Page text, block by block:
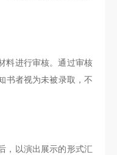
料进行审核。通过审核
书者视为未被录取，不
，以演出展示的形式汇